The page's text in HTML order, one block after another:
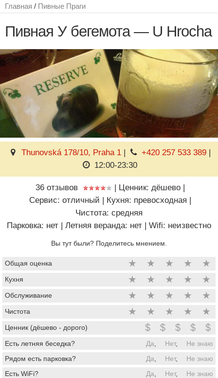
Главная / Пивные Праги
Пивная У бегемота — U Hrocha
Thunovská 178/10, Praha 1| +420 257 533 389 |
12:00-23:30
36 отзывов | Ценник: дёшево |
Сервис: отличный | Кухня: превосходная |
Чистота: средняя
Парковка: нет | Летняя веранда: нет | Wifi: неизвестно
Вы тут были? Поделитесь мнением.
Общая оценка ★ ★ ★ ★ ★
Кухня ★ ★ ★ ★ ★
Обслуживание ★ ★ ★ ★ ★
Чистота ★ ★ ★ ★ ★
Ценник (дёшево - дорого) $ $ $ $ $
Есть летняя беседка? Да Нет,
Не знаю
Рядом есть парковка?
Да Нет,
Не знаю
Есть WiFi?
Да Нет, Не знаю